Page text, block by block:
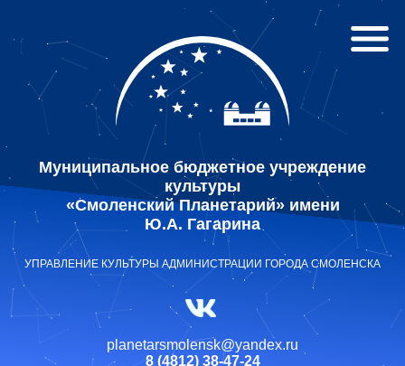
Муниципальное бюджетное учреждение
культуры
«Смоленский Планетарий» имени
Ю.А. Гагарина
УПРАВЛЕНИЕ КУЛЬТУРЫ АДМИНИСТРАЦИИ ГОРОДА СМОЛЕНСКА
planetarsmolensk@yandex.ru
8 (4812) 38-47-24